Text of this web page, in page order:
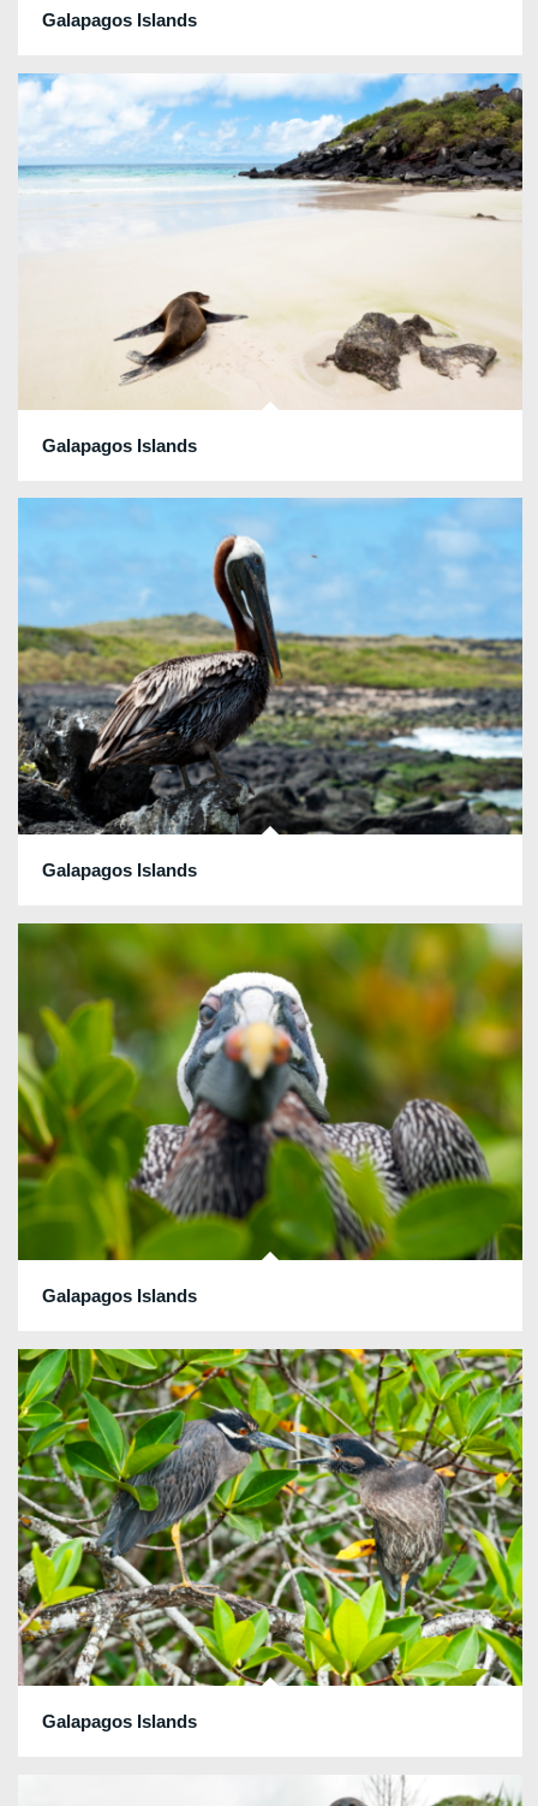
Galapagos Islands
Galapagos Islands
Galapagos Islands
Galapagos Islands
Galapagos Islands